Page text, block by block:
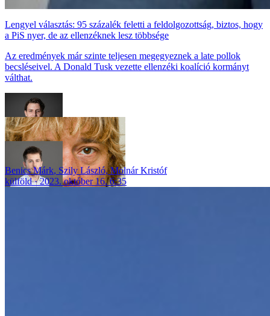
Lengyel választás: 95 százalék feletti a feldolgozottság, biztos, hogy
a PiS nyer, de az ellenzéknek lesz többsége
Az eredmények már szinte teljesen megegyeznek a late pollok
becsléseivel. A Donald Tusk vezette ellenzéki koalíció kormányt
válthat.
Benics Márk, Szily László,Molnár Kristóf
külföld
2023. október 16. 6:35